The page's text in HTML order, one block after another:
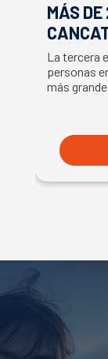
MÁS
MUNDO
DE LA
La tercera
personas
más